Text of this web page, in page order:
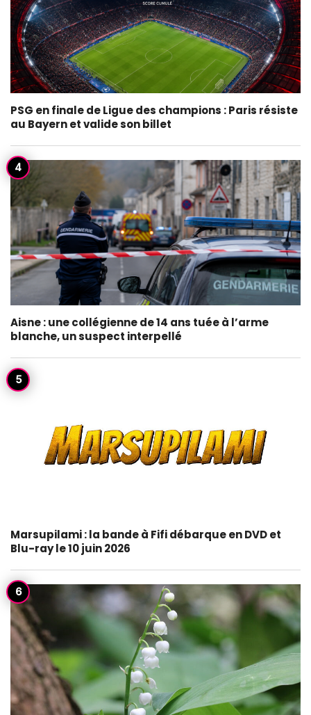
PSG en finale de Ligue des champions : Paris résiste
au Bayern et valide son billet
Aisne : une collégienne de 14 ans tuée à l’arme
blanche, un suspect interpellé
Marsupilami : la bande à Fifi débarque en DVD et
Blu-ray le 10 juin 2026